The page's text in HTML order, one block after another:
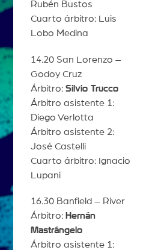
Rubén Bustos
Cuarto árbitro: Luis
Lobo Medina
14.20 San Lorenzo –
Godoy Cruz
Árbitro: Silvio Trucco
Árbitro asistente 1:
Diego Verlotta
Árbitro asistente 2:
José Castelli
Cuarto árbitro: Ignacio
Lupani
16.30 Banfield – River
Árbitro: Hernán
Mastrángelo
Árbitro asistente 1: